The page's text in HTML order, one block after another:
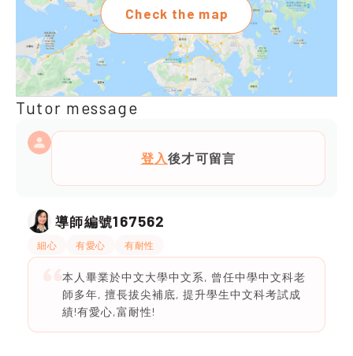
Check the map
Tutor message
登入後才可留言
導師編號167562
細心 有愛心 有耐性
本人畢業於中文大學中文系, 曾任中學中文科老
師多年, 擅長拔尖補底, 提升學生中文科考試成
績!有愛心,富耐性!